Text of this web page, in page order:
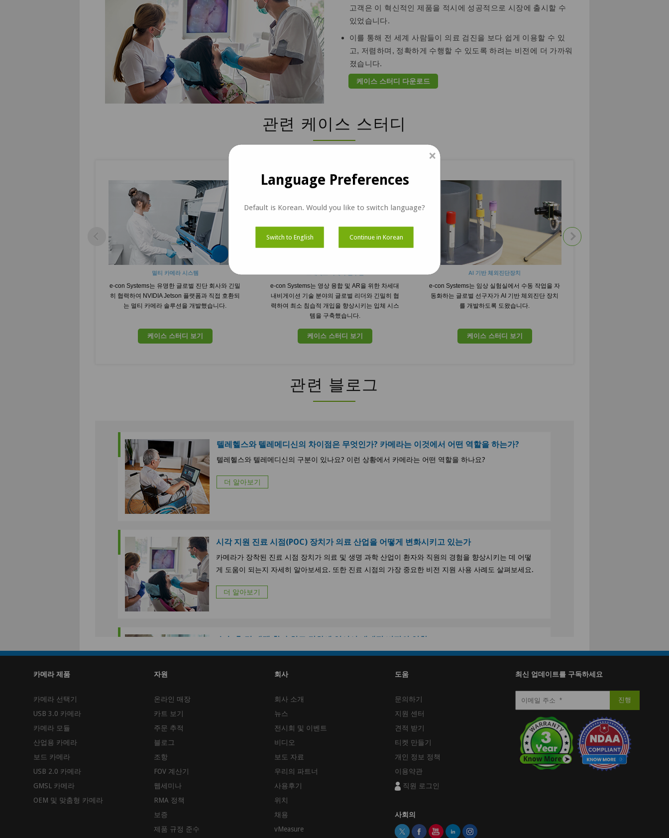
고객은 이 혁신적인 제품을 적시에 성공적으로 시장에 출시할 수
있었습니다.
이를 통해 전 세계 사람들이 의료 검진을 보다 쉽게 이용할 수 있
고, 저렴하며, 정확하게 수행할 수 있도록 하려는 비전에 더 가까워
졌습니다.
케이스 스터디 다운로드
관련 케이스 스터디
멀티 카메라 시스템
e-con Systems는 유명한 글로벌 진단 회사와 긴밀
히 협력하여 NVIDIA Jetson 플랫폼과 직접 호환되
는 멀티 카메라 솔루션을 개발했습니다.
케이스 스터디 보기
e-con Systems는 영상 융합 및 AR을 위한 차세대
내비게이션 기술 분야의 글로벌 리더와 긴밀히 협
력하여 최소 침습적 개입을 향상시키는 입체 시스
템을 구축했습니다.
케이스 스터디 보기
AI 기반 체외진단장치
e-con Systems는 임상 실험실에서 수동 작업을 자
동화하는 글로벌 선구자가 AI 기반 체외진단 장치
를 개발하도록 도왔습니다.
케이스 스터디 보기
관련 블로그
텔레헬스와 텔레메디신의 차이점은 무엇인가? 카메라는 이것에서 어떤 역할을 하는가?
텔레헬스와 텔레메디신의 구분이 있나요? 이런 상황에서 카메라는 어떤 역할을 하나요?
더 알아보기
시각 지원 진료 시점(POC) 장치가 의료 산업을 어떻게 변화시키고 있는가
카메라가 장착된 진료 시점 장치가 의료 및 생명 과학 산업이 환자와 직원의 경험을 향상시키는 데 어떻
게 도움이 되는지 자세히 알아보세요. 또한 진료 시점의 가장 중요한 비전 지원 사용 사례도 살펴보세요.
더 알아보기
수술 후 및 재택 환자 치료 강화에 있어서 내재적 비전의 역할
원격 진료, 환자 모니터링 및 재활을 가능하게 하여 수술 후 및 재택 환자 치료 개선에 내장된 비전 및
카메라 제품
카메라 선택기
USB 3.0 카메라
카메라 모듈
산업용 카메라
보드 카메라
USB 2.0 카메라
GMSL 카메라
OEM 및 맞춤형 카메라
자원
온라인 매장
카트 보기
주문 추적
블로그
조항
FOV 계산기
웹세미나
RMA 정책
보증
제품 규정 준수
회사
회사 소개
뉴스
전시회 및 이벤트
비디오
보도 자료
우리의 파트너
사용후기
위치
채용
vMeasure
도움
문의하기
지원 센터
견적 받기
티켓 만들기
개인 정보 정책
이용약관
직원 로그인
사회의
최신 업데이트를 구독하세요
×
Language Preferences
Default is Korean. Would you like to switch language?
Switch to English Continue in Korean